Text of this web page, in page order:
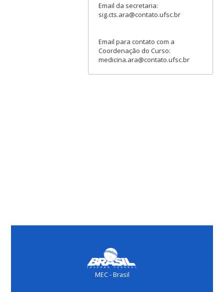
Email da secretaria:
sig.cts.ara@contato.ufsc.br
Email para contato com a
Coordenação do Curso:
medicina.ara@contato.ufsc.br
MEC - Brasil